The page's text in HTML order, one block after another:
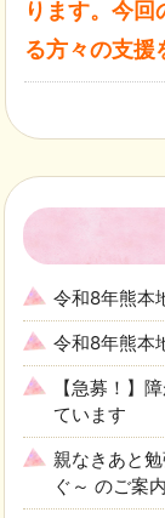
ります。今
る方々の支援
令和8年熊本
令和8年熊本
【急募！】
ています
親なきあと
ぐ～ のご案内